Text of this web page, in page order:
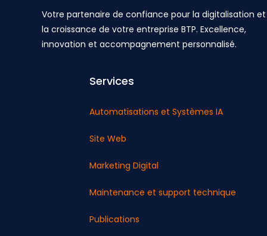
Votre partenaire de confiance pour la digitalisation et
la croissance de votre entreprise BTP. Excellence,
innovation et accompagnement personnalisé.
Services
Automatisations et Systèmes IA
Site Web
Marketing Digital
Maintenance et support technique
Publications